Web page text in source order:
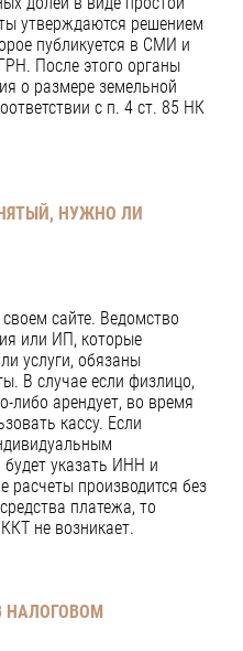
утверждаются решением
публикуется в СМИ и
После этого органы
о размере земельной
с п. 4 ст. 85 НК
НУЖНО ЛИ
сайте. Ведомство
или ИП, которые
услуги, обязаны
В случае если физлицо,
либо арендует, во время
кассу. Если
указать ИНН и
расчеты производится без
платежа, то
не возникает.
НАЛОГОВОМ